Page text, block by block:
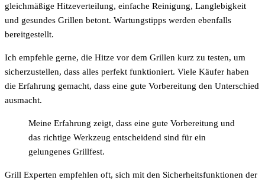
gleichmäßige Hitzeverteilung, einfache Reinigung, Langlebigkeit
und gesundes Grillen betont. Wartungstipps werden ebenfalls
bereitgestellt.
Ich empfehle gerne, die Hitze vor dem Grillen kurz zu testen, um
sicherzustellen, dass alles perfekt funktioniert. Viele Käufer haben
die Erfahrung gemacht, dass eine gute Vorbereitung den Unterschied
ausmacht.
Meine Erfahrung zeigt, dass eine gute Vorbereitung und
das richtige Werkzeug entscheidend sind für ein
gelungenes Grillfest.
Grill Experten empfehlen oft, sich mit den Sicherheitsfunktionen der